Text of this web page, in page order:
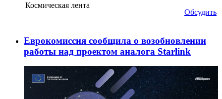
Космическая лента
Обсудить
Еврокомиссия сообщила о возобновлении
работы над проектом аналога Starlink